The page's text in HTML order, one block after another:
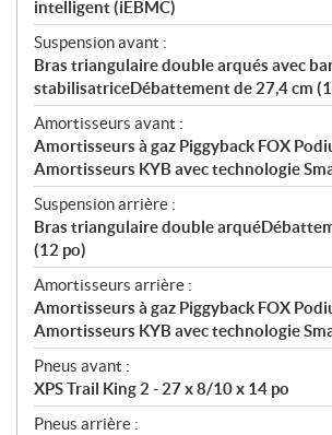
intelligent (iEBMC)
Suspension avant :
Bras triangulaire double arqués avec
stabilisatriceDébattement de 27,4 cm
Amortisseurs avant :
Amortisseurs à gaz Piggyback FOX
Amortisseurs KYB avec technologie
Suspension arrière :
Bras triangulaire double
(12 po)
Amortisseurs arrière :
Amortisseurs à gaz Piggyback FOX
Amortisseurs KYB avec technologie
Pneus avant :
XPS Trail King 2 - 27 x 8/10 x 14 po
Pneus arrière :